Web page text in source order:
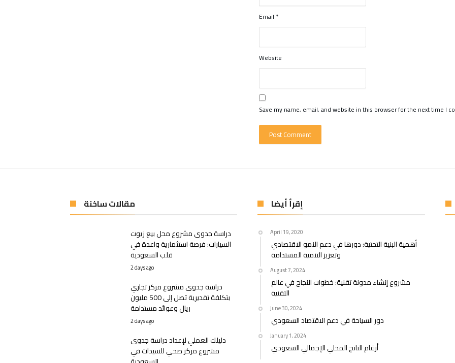
Email*
Website
Save my name, email, and website in this browser for the next time I
مقالات ساخنة
دراسة جدوى مشروع محل بيع زيوت
السيارات: فرصة استثمارية واعدة في
قلب السعودية
2 days ago
دراسة جدوى مشروع مركز تجاري
بتكلفة تقديرية تصل إلى 500 مليون
ريال وعوائد مستدامة
2 days ago
دليلك العملي لإعداد دراسة جدوى
مشروع مركز صحي للسيدات في
إقرأ أيضا
April 19, 2020
أهمية البنية التحتية: دورها في دعم النمو الاقتصادي
وتعزيز التنمية المستدامة
August 7, 2024
مشروع إنشاء مدونة تقنية: خطوات النجاح في عالم
التقنية
June 30, 2024
دور السياحة في دعم الاقتصاد السعودي
January 1, 2024
أرقام الناتج المحلي الإجمالي السعودي